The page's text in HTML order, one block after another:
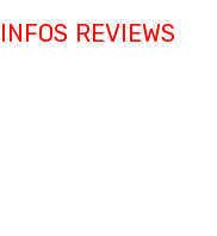
INFOS REVIEWS